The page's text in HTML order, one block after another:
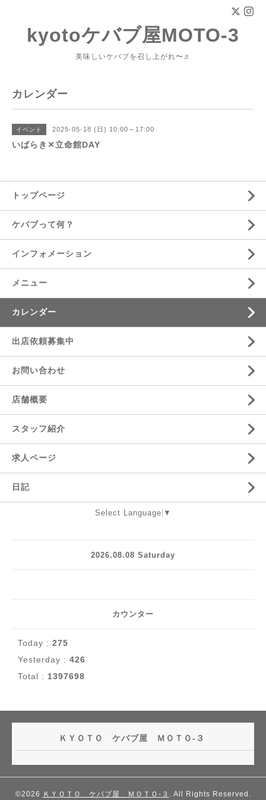
kyotoケバブ屋MOTO-3
美味しいケバブを召し上がれ〜♬
カレンダー
イベント 2025-05-18 (日) 10:00～17:00
いばらき✕立命館DAY
トップページ
ケバブって何？
インフォメーション
メニュー
カレンダー
出店依頼募集中
お問い合わせ
店舗概要
スタッフ紹介
求人ページ
日記
Select Language ▼
2026.08.08 Saturday
カウンター
Today : 275
Yesterday : 426
Total : 1397698
ＫＹＯＴＯ ケバブ屋 ＭＯＴＯ-３
©2026 ＫＹＯＴＯ ケバブ屋 ＭＯＴＯ-３ . All Rights Reserved.